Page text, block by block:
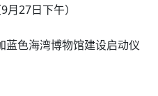
9月27日下午）
蓝色海湾博物馆建设启动仪